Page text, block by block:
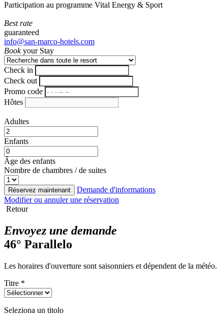
Participation au programme Vital Energy & Sport
Best rate
guaranteed
info@san-marco-hotels.com
Bookyour Stay
Check in
Check out
Promo code
Hôtes
Adultes
Enfants
Âge des enfants
Nombre de chambres / de suites
Réservez maintenant
Demande d'informations
Modifier ou annuler une réservation
Retour
Envoyez une demande
46° Parallelo
Les horaires d'ouverture sont saisonniers et dépendent de la météo.
Titre *
Seleziona un titolo